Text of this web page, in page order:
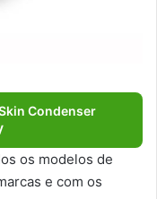
Condenser
os modelos de
e com os